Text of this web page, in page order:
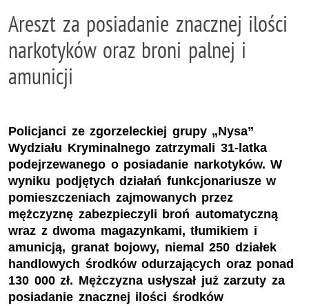
Areszt za posiadanie znacznej ilości
narkotyków oraz broni palnej i
amunicji
Policjanci ze zgorzeleckiej grupy „Nysa”
Wydziału Kryminalnego zatrzymali 31-latka
podejrzewanego o posiadanie narkotyków. W
wyniku podjętych działań funkcjonariusze w
pomieszczeniach zajmowanych przez
mężczyznę zabezpieczyli broń automatyczną
wraz z dwoma magazynkami, tłumikiem i
amunicją, granat bojowy, niemal 250 działek
handlowych środków odurzających oraz ponad
130 000 zł. Mężczyzna usłyszał już zarzuty za
posiadanie znacznej ilości środków